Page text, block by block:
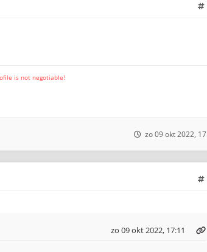
is not negotiable!
zo 09 okt 2022,
zo 09 okt 2022, 17:11